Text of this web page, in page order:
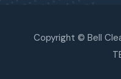
Copyright © Bell